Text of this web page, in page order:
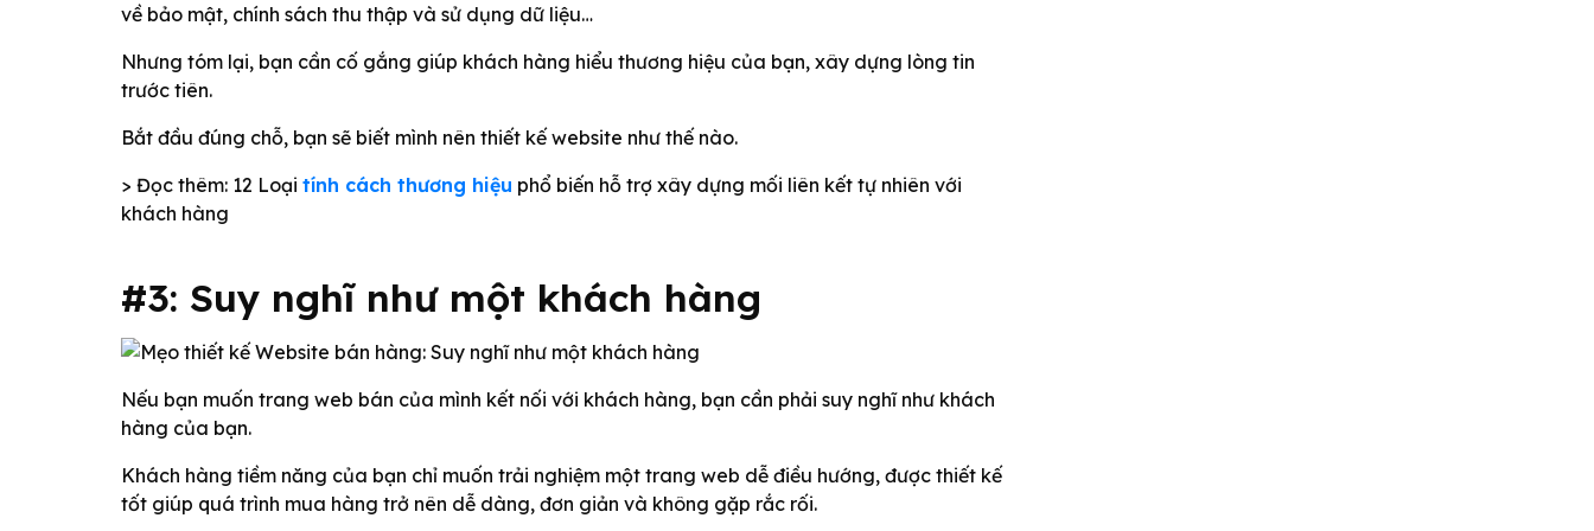
về bảo mật, chính sách thu thập và sử dụng dữ liệu…
Nhưng tóm lại, bạn cần cố gắng giúp khách hàng hiểu thương hiệu của bạn, xây dựng lòng tin
trước tiên.
Bắt đầu đúng chỗ, bạn sẽ biết mình nên thiết kế website như thế nào.
> Đọc thêm: 12 Loại tính cách thương hiệu phổ biến hỗ trợ xây dựng mối liên kết tự nhiên với
khách hàng
#3: Suy nghĩ như một khách hàng
Nếu bạn muốn trang web bán của mình kết nối với khách hàng, bạn cần phải suy nghĩ như khách
hàng của bạn.
Khách hàng tiềm năng của bạn chỉ muốn trải nghiệm một trang web dễ điều hướng, được thiết kế
tốt giúp quá trình mua hàng trở nên dễ dàng, đơn giản và không gặp rắc rối.